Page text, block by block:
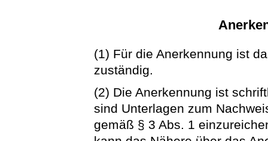
(1) Für die Anerkennung ist
zuständig.
(2) Die Anerkennung ist
sind Unterlagen zum
gemäß § 3 Abs. 1